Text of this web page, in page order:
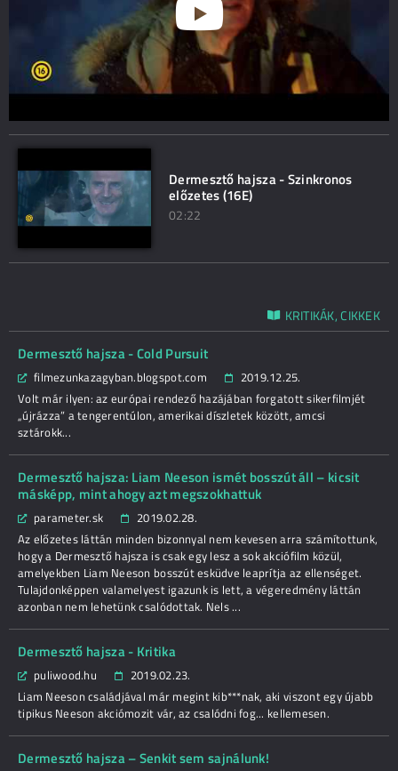
Dermesztő hajsza - Szinkronos
előzetes (16E)
02:22
KRITIKÁK, CIKKEK
Dermesztő hajsza - Cold Pursuit
filmezunkazagyban.blogspot.com
2019.12.25.
Volt már ilyen: az európai rendező hazájában forgatott sikerfilmjét
„újrázza” a tengerentúlon, amerikai díszletek között, amcsi
sztárokk...
Dermesztő hajsza: Liam Neeson ismét bosszút áll – kicsit
másképp, mint ahogy azt megszokhattuk
parameter.sk
2019.02.28.
Az előzetes láttán minden bizonnyal nem kevesen arra számítottunk,
hogy a Dermesztő hajsza is csak egy lesz a sok akciófilm közül,
amelyekben Liam Neeson bosszút esküdve leaprítja az ellenséget.
Tulajdonképpen valamelyest igazunk is lett, a végeredmény láttán
azonban nem lehetünk csalódottak. Nels ...
Dermesztő hajsza - Kritika
puliwood.hu
2019.02.23.
Liam Neeson családjával már megint kib***nak, aki viszont egy újabb
tipikus Neeson akciómozit vár, az csalódni fog... kellemesen.
Dermesztő hajsza – Senkit sem sajnálunk!